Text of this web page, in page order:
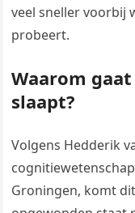
veel sneller voorbij
probeert.
Waarom
slaapt?
Volgens Hedderik
Groningen, komt